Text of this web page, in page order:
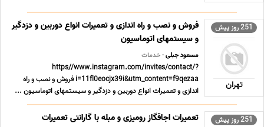
251 روز پیش
تهران
فروش و نصب و راه اندازی و تعمیرات انواع دوربین و دزدگیر
و سیستمهای اتوماسیون
مسعود جبلی- خدمات
https//www.instagram.com/invites/contact/?
i=11fl0eocjx39i&utm_content=f9qezaa فروش و نصب و راه
اندازی و تعمیرات انواع دوربین و دزدگیر و سیستمهای اتوماسیون ...
251 روز پیش تعمیرات اجاقگاز رومیزی و مبله با گارانتی تعمیرات